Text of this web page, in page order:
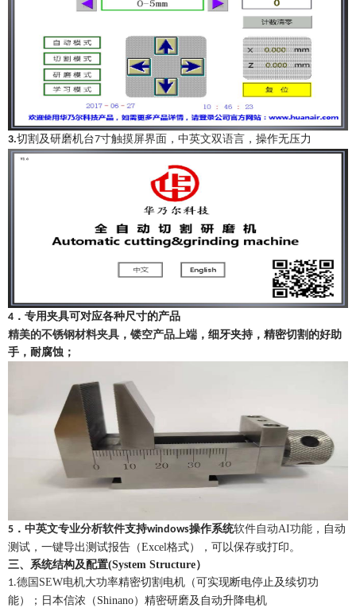
3.切割及研磨机台7寸触摸屏界面 ， 中英文双语言 ，操作无压力
4 ．专用夹具可对应各种尺寸的产品
精美的不锈钢材料夹具 ， 镂空产品上端 ，细牙夹持，精密切割的好助
手，耐腐蚀；
5 ． 中英文专业分析软件支持windows操作系统软件自动AI功能 ， 自动
测试，一键导出测试报告（Excel格式），可以保存或打印。
三、 系统结构及配置(System Structure）
1.德国 SEW电机大功率精密切割电机（可实现断电停止及续切功
能）；日本信浓（ Shinano）精密研磨及自动升降电机